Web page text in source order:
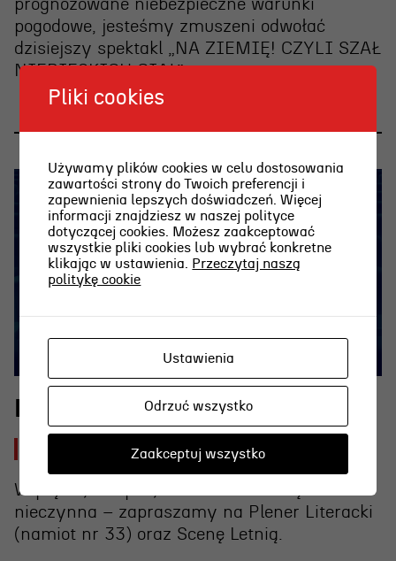
prognozowane niebezpieczne warunki
pogodowe, jesteśmy zmuszeni odwołać
dzisiejszy spektakl „NA ZIEMIĘ! CZYLI SZAŁ
NIEBIESKICH CIAŁ”.
Kasa biletowa
2026-07-30 [czw]
W piątek, 31 lipca, kasa w teatrze będzie
nieczynna – zapraszamy na Plener Literacki
(namiot nr 33) oraz Scenę Letnią.
Pliki cookies
Używamy plików cookies w celu dostosowania
zawartości strony do Twoich preferencji i
zapewnienia lepszych doświadczeń. Więcej
informacji znajdziesz w naszej polityce
dotyczącej cookies. Możesz zaakceptować
wszystkie pliki cookies lub wybrać konkretne
klikając w ustawienia.
Przeczytaj naszą
politykę cookie
Ustawienia
Odrzuć wszystko
Zaakceptuj wszystko